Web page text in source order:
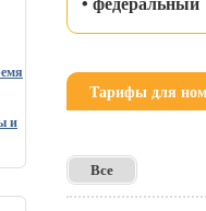
и
Тарифы для
Все